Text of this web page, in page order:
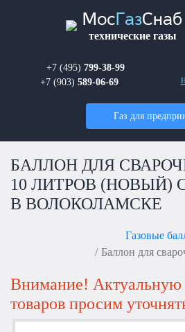
Мос ГазСнаб
технические газы
+7 (495) 799-38-99
+7 (903) 589-06-69
Газ для
БАЛЛОН ДЛЯ
10 ЛИТРОВ (НОВЫЙ)
В ВОЛОКОЛАМСКЕ
Газовые
Баллон для
Внимание! Актуальную
товаров просим